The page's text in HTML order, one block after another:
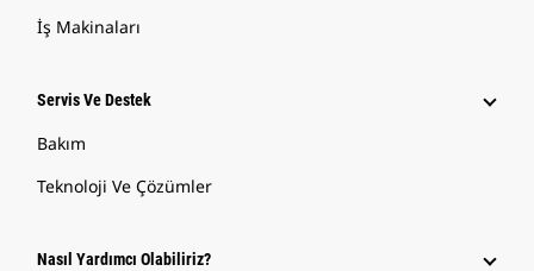
İş Makinaları
Servis Ve Destek
Bakım
Teknoloji Ve Çözümler
Nasıl Yardımcı Olabiliriz?